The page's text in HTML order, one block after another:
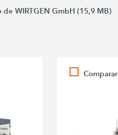
WIRTGEN GmbH (15,9 MB)
Comparar